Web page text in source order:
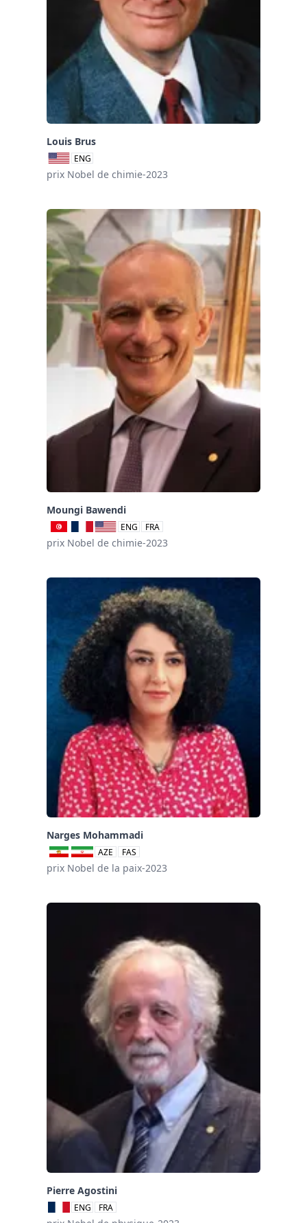
Louis Brus
ENG
prix Nobel de chimie-2023
Moungi Bawendi
ENG FRA
prix Nobel de chimie-2023
Narges Mohammadi
AZE FAS
prix Nobel de la paix-2023
Pierre Agostini
ENG FRA